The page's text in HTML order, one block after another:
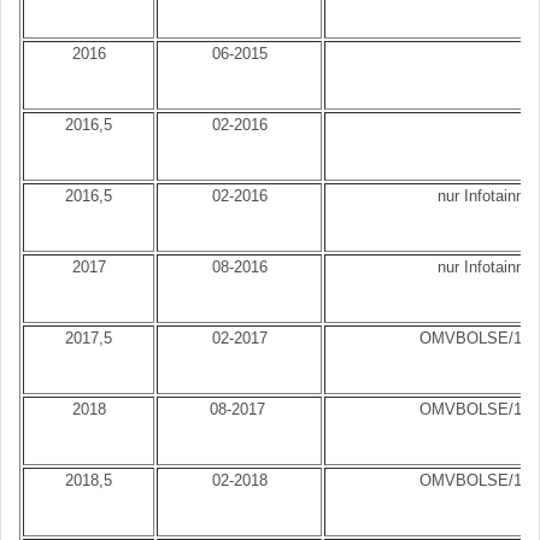
2016 06-2015
2016,5 02-2016
2016,5 02-2016 nur
2017 08-2016 nur
2017,5 02-2017 OMVBOLSE/
2018 08-2017 OMVBOLSE/
2018,5 02-2018 OMVBOLSE/